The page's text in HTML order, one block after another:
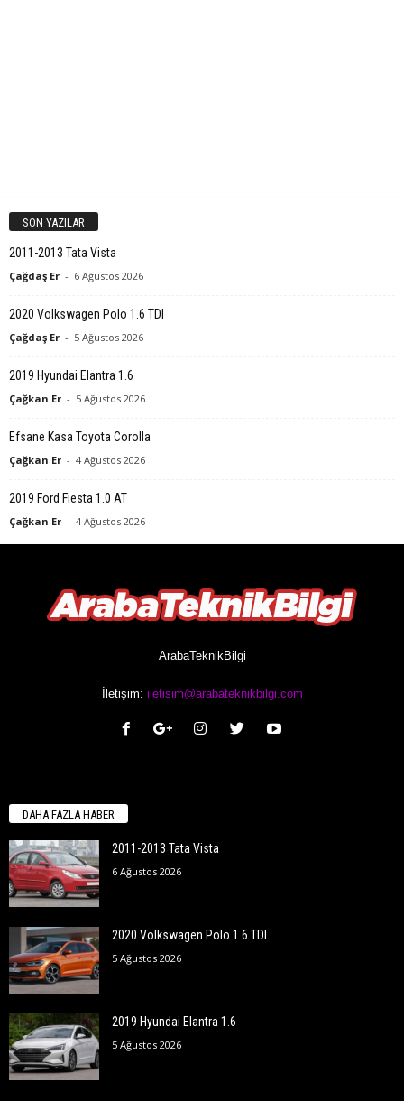
SON YAZILAR
2011-2013 Tata Vista
Çağdaş Er - 6 Ağustos 2026
2020 Volkswagen Polo 1.6 TDI
Çağdaş Er - 5 Ağustos 2026
2019 Hyundai Elantra 1.6
Çağkan Er - 5 Ağustos 2026
Efsane Kasa Toyota Corolla
Çağkan Er - 4 Ağustos 2026
2019 Ford Fiesta 1.0 AT
Çağkan Er - 4 Ağustos 2026
ArabaTeknikBilgi
İletişim: iletisim@arabateknikbilgi.com
DAHA FAZLA HABER
2011-2013 Tata Vista
6 Ağustos 2026
2020 Volkswagen Polo 1.6 TDI
5 Ağustos 2026
2019 Hyundai Elantra 1.6
5 Ağustos 2026